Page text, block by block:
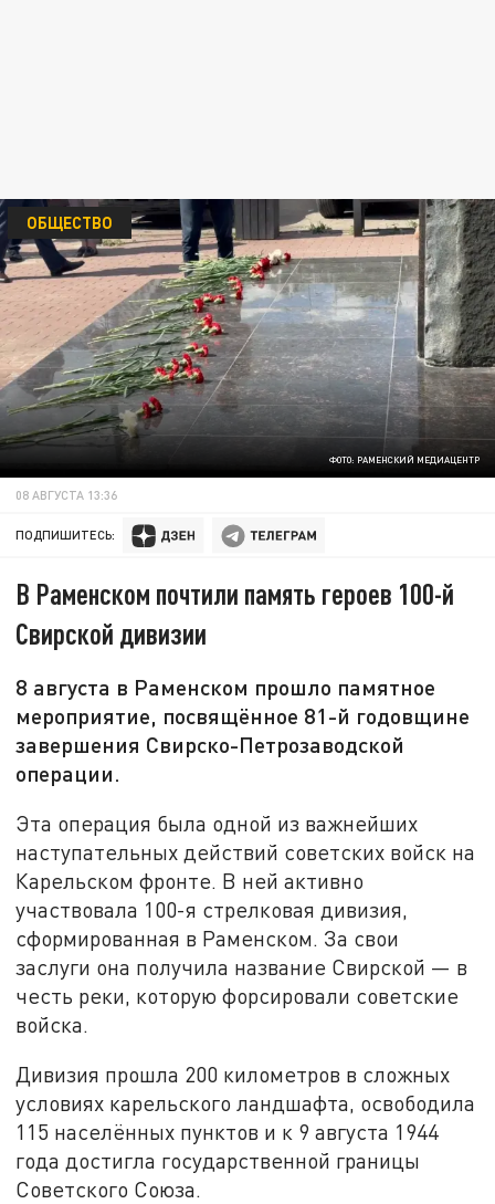
ФОТО: РАМЕНСКИЙ МЕДИАЦЕНТР
ОБЩЕСТВО
08 АВГУСТА 13:36
ПОДПИШИТЕСЬ:
В Раменском почтили память героев 100-й
Свирской дивизии
8 августа в Раменском прошло памятное
мероприятие, посвящённое 81-й годовщине
завершения Свирско-Петрозаводской
операции.
Эта операция была одной из важнейших
наступательных действий советских войск на
Карельском фронте. В ней активно
участвовала 100-я стрелковая дивизия,
сформированная в Раменском. За свои
заслуги она получила название Свирской — в
честь реки, которую форсировали советские
войска.
Дивизия прошла 200 километров в сложных
условиях карельского ландшафта, освободила
115 населённых пунктов и к 9 августа 1944
года достигла государственной границы
Советского Союза.